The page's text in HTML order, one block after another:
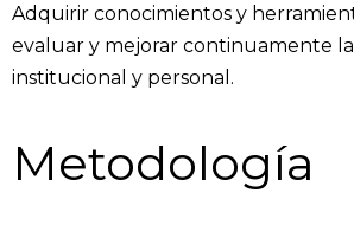
Adquirir conocimientos y
evaluar y mejorar continuamente
institucional y personal.
Metodología